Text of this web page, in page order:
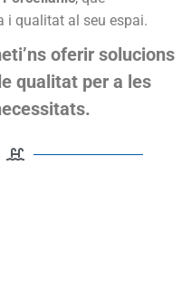
i qualitat al seu espai.
oferir solucions
qualitat per a les